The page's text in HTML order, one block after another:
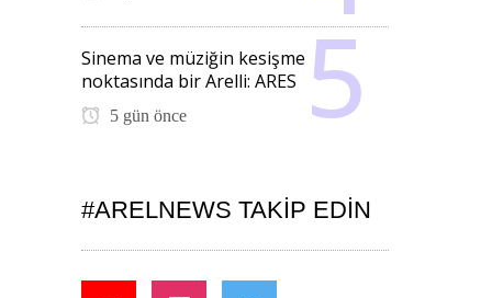
Sinema ve müziğin kesişme
noktasında bir Arelli: ARES
5 gün önce
#ARELNEWS TAKIP EDIN